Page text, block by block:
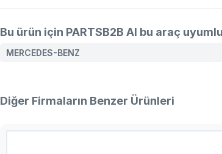
Bu ürün için PARTSB2B AI bu araç
MERCEDES-BENZ
Diğer Firmaların Benzer Ürünleri